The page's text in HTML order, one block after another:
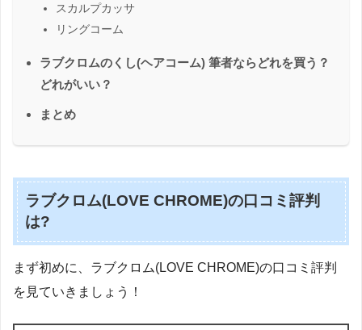
スカルプカッサ
リングコーム
ラブクロムのくし(ヘアコーム) 筆者ならどれを買う？
どれがいい？
まとめ
ラブクロム(LOVE CHROME)の口コミ評判
は?
まず初めに、ラブクロム(LOVE CHROME)の口コミ評判
を見ていきましょう！